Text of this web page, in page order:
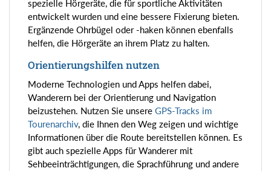
spezielle Hörgeräte, die für sportliche Aktivitäten
entwickelt wurden und eine bessere Fixierung bieten.
Ergänzende Ohrbügel oder -haken können ebenfalls
helfen, die Hörgeräte an ihrem Platz zu halten.
Orientierungshilfen nutzen
Moderne Technologien und Apps helfen dabei,
Wanderern bei der Orientierung und Navigation
beizustehen. Nutzen Sie unsere GPS-Tracks im
Tourenarchiv, die Ihnen den Weg zeigen und wichtige
Informationen über die Route bereitstellen können. Es
gibt auch spezielle Apps für Wanderer mit
Sehbeeinträchtigungen, die Sprachführung und andere